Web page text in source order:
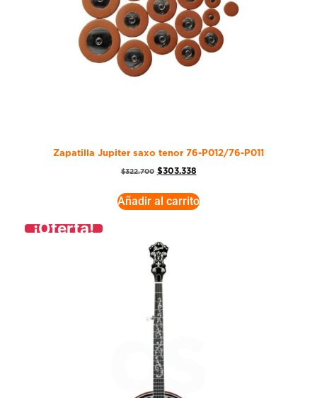
Zapatilla Jupiter saxo tenor 76-P012/76-P011
$322.700 $303.338
Añadir al carrito
¡Oferta!